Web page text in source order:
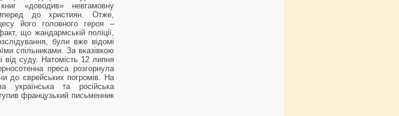
«доводив» невгамовну
до християн. Отже,
його головного героя –
що жандармській поліції,
були вже відомі
спільниками. За вказівкою
від суду. Натомість 12 липня
преса розгорнула
до єврейських погромів. На
українська та російська
французький письменник